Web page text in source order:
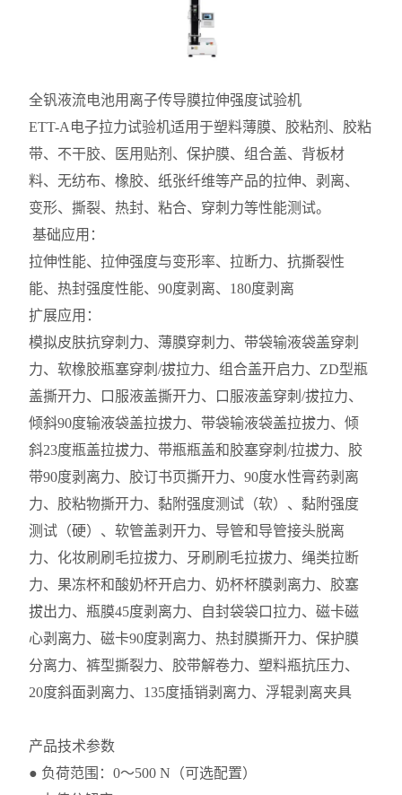
全钒液流电池用离子传导膜拉伸强度试验机
ETT-A电子拉力试验机适用于塑料薄膜、胶粘剂、胶粘
带、不干胶、医用贴剂、保护膜、组合盖、背板材
料、无纺布、橡胶、纸张纤维等产品的拉伸、剥离、
变形、撕裂、热封、粘合、穿刺力等性能测试。
基础应用：
拉伸性能、拉伸强度与变形率、拉断力、抗撕裂性
能、热封强度性能、90度剥离、180度剥离
扩展应用：
模拟皮肤抗穿刺力、薄膜穿刺力、带袋输液袋盖穿刺
力、软橡胶瓶塞穿刺/拔拉力、组合盖开启力、ZD型瓶
盖撕开力、口服液盖撕开力、口服液盖穿刺/拔拉力、
倾斜90度输液袋盖拉拔力、带袋输液袋盖拉拔力、倾
斜23度瓶盖拉拔力、带瓶瓶盖和胶塞穿刺/拉拔力、胶
带90度剥离力、胶订书页撕开力、90度水性膏药剥离
力、胶粘物撕开力、黏附强度测试（软）、黏附强度
测试（硬）、软管盖剥开力、导管和导管接头脱离
力、化妆刷刷毛拉拔力、牙刷刷毛拉拔力、绳类拉断
力、果冻杯和酸奶杯开启力、奶杯杯膜剥离力、胶塞
拔出力、瓶膜45度剥离力、自封袋袋口拉力、磁卡磁
心剥离力、磁卡90度剥离力、热封膜撕开力、保护膜
分离力、裤型撕裂力、胶带解卷力、塑料瓶抗压力、
20度斜面剥离力、135度插销剥离力、浮辊剥离夹具
产品技术参数
● 负荷范围：0～500 N（可选配置）